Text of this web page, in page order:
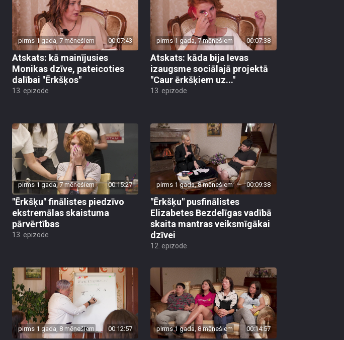
pirms 1 gada, 7 mēnešiem 00:07:43
Atskats: kā mainījusies
Monikas dzīve, pateicoties
dalībai "Ērkšķos"
13. epizode
pirms 1 gada, 7 mēnešiem 00:07:38
Atskats: kāda bija Ievas
izaugsme sociālajā projektā
"Caur ērkšķiem uz..."
13. epizode
pirms 1 gada, 7 mēnešiem 00:15:27
"Ērkšķu" finālistes piedzīvo
ekstremālas skaistuma
pārvērtības
13. epizode
pirms 1 gada, 8 mēnešiem 00:09:38
"Ērkšķu" pusfinālistes
Elizabetes Bezdelīgas vadībā
skaita mantras veiksmīgākai
dzīvei
12. epizode
pirms 1 gada, 8 mēnešiem 00:12:57 pirms 1 gada, 8 mēnešiem 00:14:57